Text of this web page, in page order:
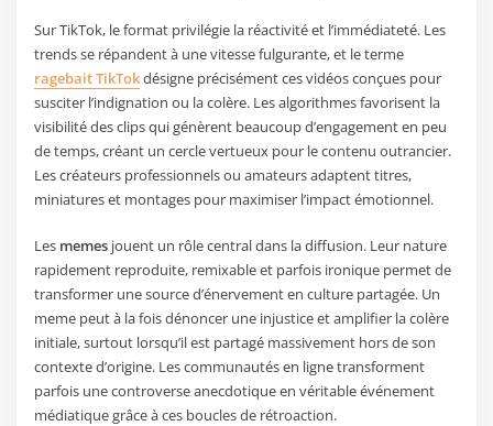
Sur TikTok, le format privilégie la réactivité et l’immédiateté. Les
trends se répandent à une vitesse fulgurante, et le terme
ragebait TikTokdésigne précisément ces vidéos conçues pour
susciter l’indignation ou la colère. Les algorithmes favorisent la
visibilité des clips qui génèrent beaucoup d’engagement en peu
de temps, créant un cercle vertueux pour le contenu outrancier.
Les créateurs professionnels ou amateurs adaptent titres,
miniatures et montages pour maximiser l’impact émotionnel.
Les memes jouent un rôle central dans la diffusion. Leur nature
rapidement reproduite, remixable et parfois ironique permet de
transformer une source d’énervement en culture partagée. Un
meme peut à la fois dénoncer une injustice et amplifier la colère
initiale, surtout lorsqu’il est partagé massivement hors de son
contexte d’origine. Les communautés en ligne transforment
parfois une controverse anecdotique en véritable événement
médiatique grâce à ces boucles de rétroaction.